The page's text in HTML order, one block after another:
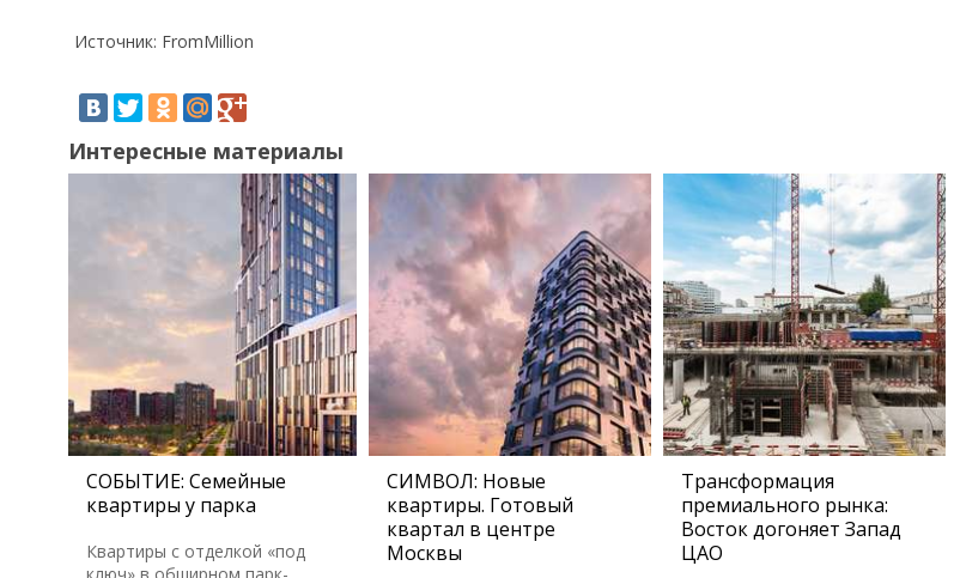
Источник: FromMillion
Интересные материалы
СОБЫТИЕ: Семейные
квартиры у парка
Квартиры с отделкой «под
СИМВОЛ: Новые
квартиры. Готовый
квартал в центре
Москвы
Трансформация
премиального рынка:
Восток догоняет Запад
ЦАО